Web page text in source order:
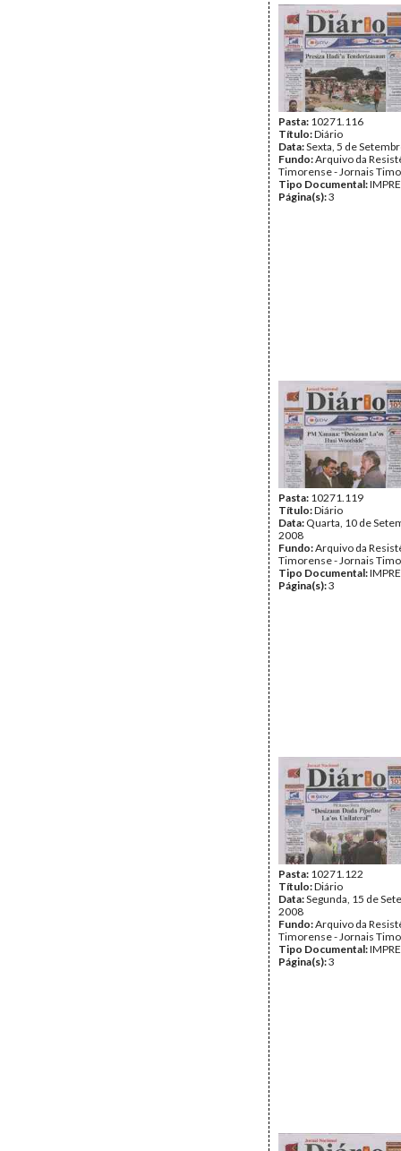
Pasta: 10271.116
Título:Diário
Data:Sexta, 5 de
Fundo:Arquivo da
Timorense - Jornais
Tipo Documental:
Página(s):3
Pasta: 10271.119
Título:Diário
Data: Quarta, 10 de
2008
Fundo:Arquivo da
Timorense - Jornais
Tipo Documental:
Página(s):3
Pasta: 10271.122
Título:Diário
Data:Segunda, 15 de
2008
Fundo:Arquivo da
Timorense - Jornais
Tipo Documental:
Página(s):3